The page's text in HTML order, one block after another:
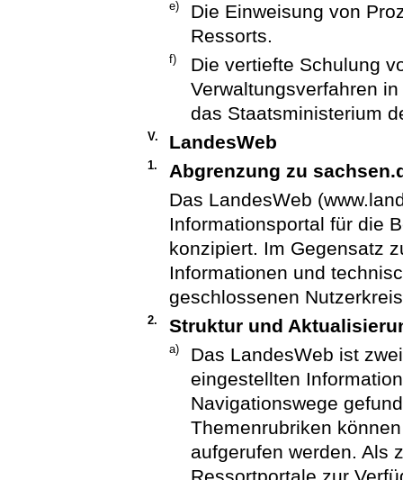
e)
Die Einweisung von
Ressorts.
f)
Die vertiefte Schulung
Verwaltungsverfahren
das Staatsministerium
V. LandesWeb
1.
Abgrenzung zu
Das LandesWeb
Informationsportal für die
konzipiert. Im Gegensatz
Informationen und
geschlossenen
2. Struktur und
a)
Das LandesWeb ist
eingestellten
Navigationswege
Themenrubriken
aufgerufen werden. Als
Ressortportale zur